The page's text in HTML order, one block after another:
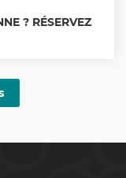
la Grande
le Théâtre du
? RÉSERVEZ